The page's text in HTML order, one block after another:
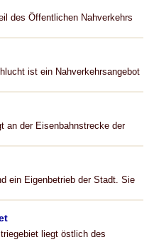
des Öffentlichen Nahverkehrs
ist ein Nahverkehrsangebot
an der Eisenbahnstrecke der
ein Eigenbetrieb der Stadt. Sie
liegt östlich des